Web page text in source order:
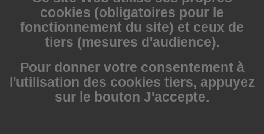
cookies (obligatoires pour le
fonctionnement du site) et ceux de
tiers (mesures d'audience).
Pour donner votre consentement à
l'utilisation des cookies tiers, appuyez
sur le bouton J'accepte.